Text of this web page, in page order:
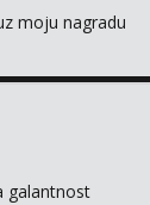
moju nagradu
galantnost